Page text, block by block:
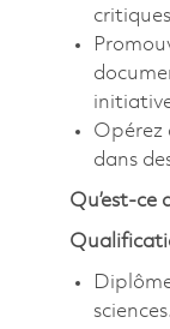
Opérez
dans
Qu’est-ce
sciences.